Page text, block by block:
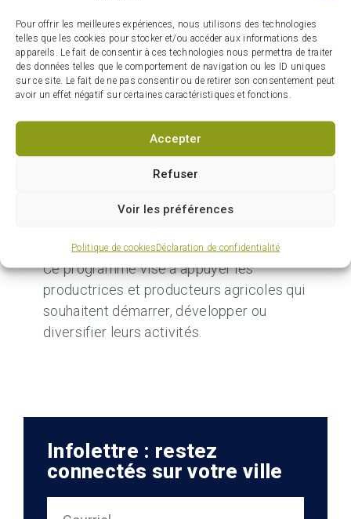
Pour offrir les meilleures expériences, nous utilisons des technologies
telles que les cookies pour stocker et/ou accéder aux informations des
appareils. Le fait de consentir à ces technologies nous permettra de traiter
des données telles que le comportement de navigation ou les ID uniques
sur ce site. Le fait de ne pas consentir ou de retirer son consentement peut
avoir un effet négatif sur certaines caractéristiques et fonctions.
Accepter
Refuser
Voir les préférences
Politique de cookiesDéclaration de confidentialité
La MRC de La Vallée-du-
agricole avec le renouvellement
de microcrédit agricole
Ce programme vise à appuyer les
productrices et producteurs agricoles qui
souhaitent démarrer, développer ou
diversifier leurs activités.
Infolettre : restez
connectés sur votre ville